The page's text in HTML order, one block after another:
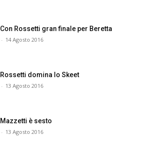
Con Rossetti gran finale per Beretta
- 14 Agosto 2016
Rossetti domina lo Skeet
- 13 Agosto 2016
Mazzetti è sesto
- 13 Agosto 2016